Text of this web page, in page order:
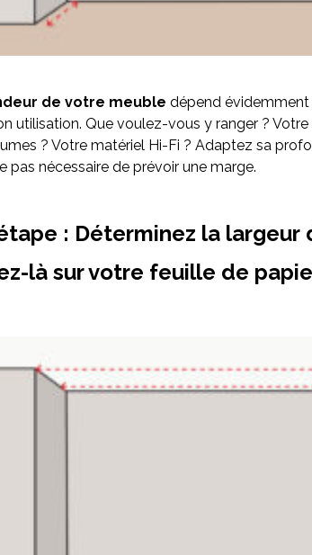
de votre meuble dépend
utilisation. Que voulez-vous y ranger ?
? Votre matériel Hi-Fi ? Adaptez sa
pas nécessaire de prévoir une marge.
: Déterminez la largeur
là sur votre feuille de